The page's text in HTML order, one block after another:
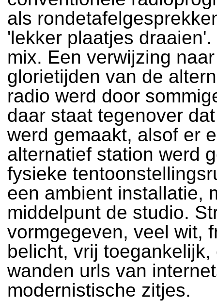
als
'lekker plaatjes
mix. Een verwijzing
glorietijden van de
radio werd door
daar staat tegenover
werd gemaakt, alsof er
alternatief station werd
fysieke
een ambient installatie,
middelpunt de studio.
vormgegeven, veel wit,
belicht, vrij toegankelijk,
wanden urls van
modernistische zitjes.